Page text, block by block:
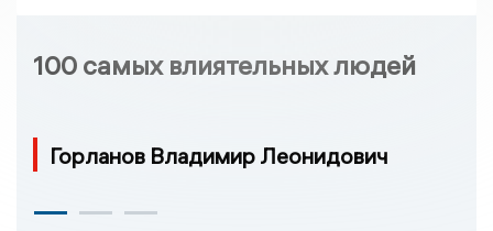
100 самых влиятельных людей
Горланов Владимир Леонидович